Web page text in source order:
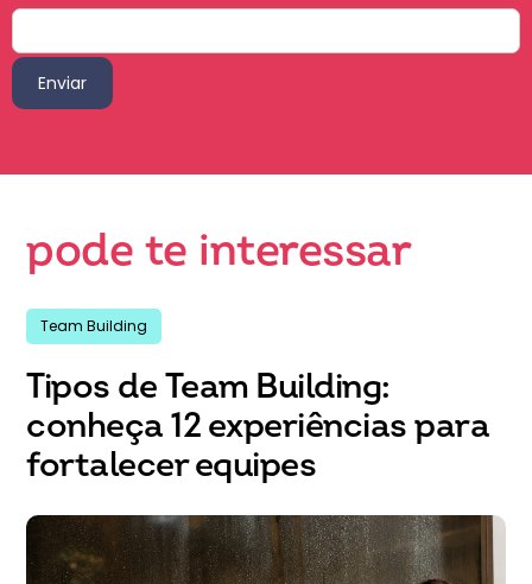
pode te interessar
Team Building
Tipos de Team Building:
conheça 12 experiências para
fortalecer equipes